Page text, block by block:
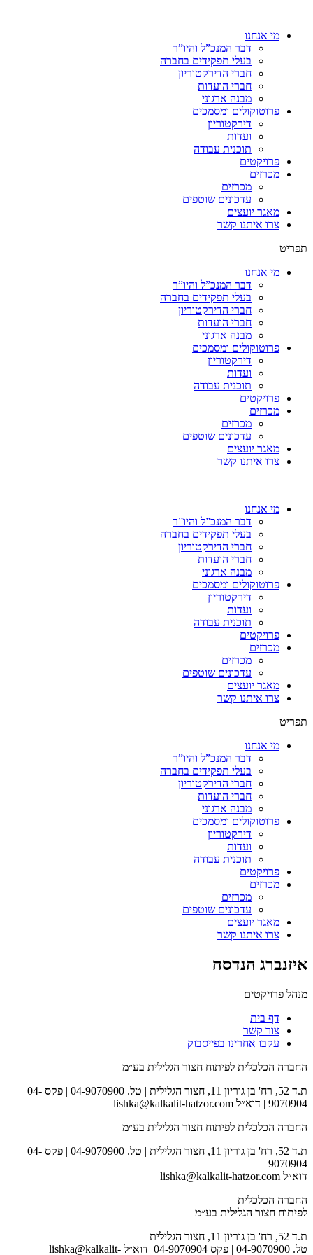
מי אנחנו
דבר המנכ”ל והיו”ר
בעלי תפקידים בחברה
חברי הדירקטוריון
חברי הועדות
מבנה ארגוני
פרוטוקולים ומסמכים
דירקטוריון
ועדות
תוכנית עבודה
פרויקטים
מכרזים
מכרזים
עדכונים שוטפים
מאגר יועצים
צרו איתנו קשר
תפריט
מי אנחנו
דבר המנכ”ל והיו”ר
בעלי תפקידים בחברה
חברי הדירקטוריון
חברי הועדות
מבנה ארגוני
פרוטוקולים ומסמכים
דירקטוריון
ועדות
תוכנית עבודה
פרויקטים
מכרזים
מכרזים
עדכונים שוטפים
מאגר יועצים
צרו איתנו קשר
מי אנחנו
דבר המנכ”ל והיו”ר
בעלי תפקידים בחברה
חברי הדירקטוריון
חברי הועדות
מבנה ארגוני
פרוטוקולים ומסמכים
דירקטוריון
ועדות
תוכנית עבודה
פרויקטים
מכרזים
מכרזים
עדכונים שוטפים
מאגר יועצים
צרו איתנו קשר
תפריט
מי אנחנו
דבר המנכ”ל והיו”ר
בעלי תפקידים בחברה
חברי הדירקטוריון
חברי הועדות
מבנה ארגוני
פרוטוקולים ומסמכים
דירקטוריון
ועדות
תוכנית עבודה
פרויקטים
מכרזים
מכרזים
עדכונים שוטפים
מאגר יועצים
צרו איתנו קשר
איזנברג הנדסה
מנהל פרויקטים
דף בית
צור קשר
עקבו אחרינו בפייסבוק
החברה הכלכלית לפיתוח חצור הגלילית בע״מ
ת.ד 52, רח' בן גוריון 11, חצור הגלילית | טל. 04-9070900 | פקס 04-
9070904 | דוא״ל lishka@kalkalit-hatzor.com
החברה הכלכלית לפיתוח חצור הגלילית בע״מ
ת.ד 52, רח' בן גוריון 11, חצור הגלילית | טל. 04-9070900 | פקס 04-
9070904
דוא״ל lishka@kalkalit-hatzor.com
החברה הכלכלית
לפיתוח חצור הגלילית בע״מ
ת.ד 52, רח' בן גוריון 11, חצור הגלילית
טל. 04-9070900 | פקס 04-9070904 דוא״ל lishka@kalkalit-